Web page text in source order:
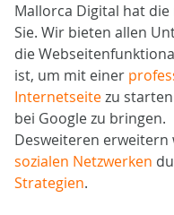
Mallorca Digital hat
Sie. Wir bieten allen
die
ist, um mit einer
Internetseitezu
bei Google zu bringen.
Desweiteren
sozialen Netzwerken
Strategien.